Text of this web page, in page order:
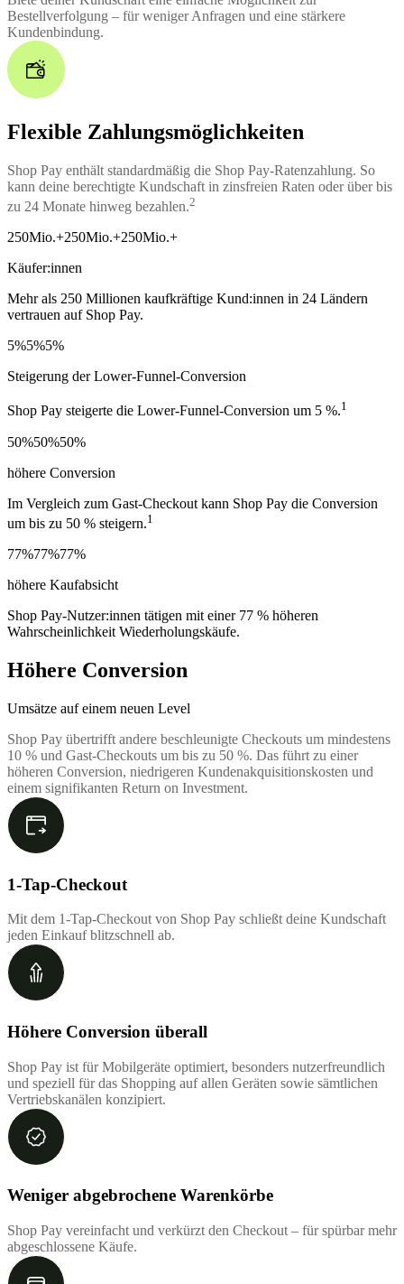
Bestellverfolgung – für weniger Anfragen und eine stärkere
Kundenbindung.
Flexible Zahlungsmöglichkeiten
Shop Pay enthält standardmäßig die Shop Pay-Ratenzahlung. So
kann deine berechtigte Kundschaft in zinsfreien Raten oder über bis
zu 24 Monate hinweg bezahlen.2
250Mio.+250Mio.+250Mio.+
Käufer:innen
Mehr als 250 Millionen kaufkräftige Kund:innen in 24 Ländern
vertrauen auf Shop Pay.
5%5%5%
Steigerung der Lower-Funnel-Conversion
Shop Pay steigerte die Lower-Funnel-Conversion um 5 %.1
50%50%50%
höhere Conversion
Im Vergleich zum Gast-Checkout kann Shop Pay die Conversion
um bis zu 50 % steigern.1
77%77%77%
höhere Kaufabsicht
Shop Pay-Nutzer:innen tätigen mit einer 77 % höheren
Wahrscheinlichkeit Wiederholungskäufe.
Höhere Conversion
Umsätze auf einem neuen Level
Shop Pay übertrifft andere beschleunigte Checkouts um mindestens
10 % und Gast-Checkouts um bis zu 50 %. Das führt zu einer
höheren Conversion, niedrigeren Kundenakquisitionskosten und
einem signifikanten Return on Investment.
1-Tap-Checkout
Mit dem 1-Tap-Checkout von Shop Pay schließt deine Kundschaft
jeden Einkauf blitzschnell ab.
Höhere Conversion überall
Shop Pay ist für Mobilgeräte optimiert, besonders nutzerfreundlich
und speziell für das Shopping auf allen Geräten sowie sämtlichen
Vertriebskanälen konzipiert.
Weniger abgebrochene Warenkörbe
Shop Pay vereinfacht und verkürzt den Checkout – für spürbar mehr
abgeschlossene Käufe.